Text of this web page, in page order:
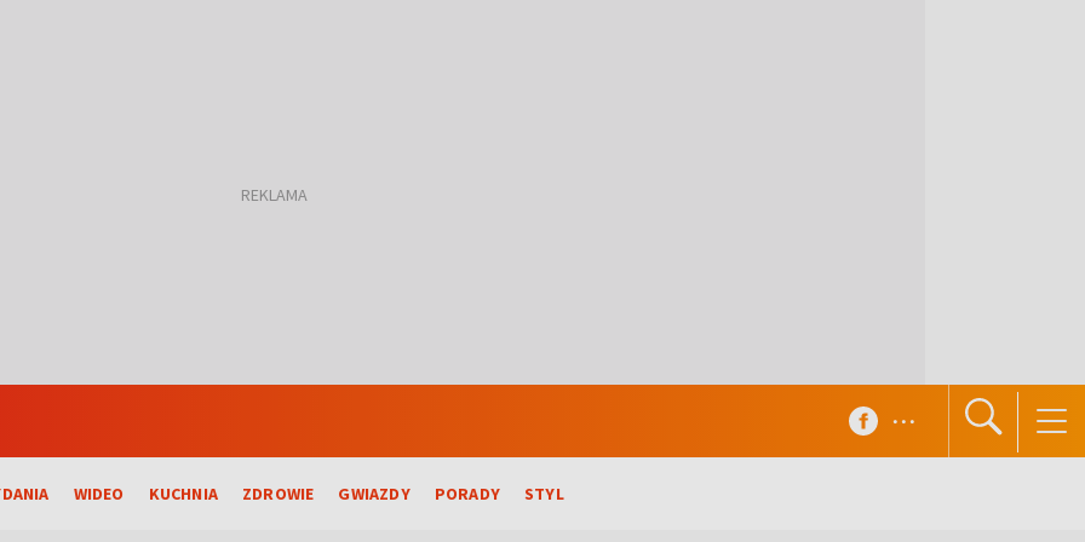
WIDEO KUCHNIA ZDROWIE GWIAZDY PORADY STYL
...